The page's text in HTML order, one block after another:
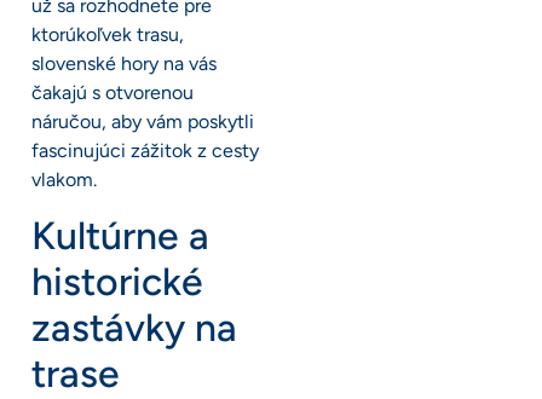
už sa rozhodnete pre
ktorúkoľvek trasu,
slovenské hory na vás
čakajú s otvorenou
náručou, aby vám poskytli
fascinujúci zážitok z cesty
vlakom.
Kultúrne a
historické
zastávky na
trase